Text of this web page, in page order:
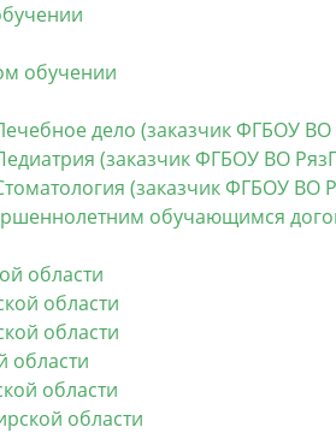
обучении
дело (заказчик ФГБОУ
(заказчик ФГБОУ ВО
(заказчик ФГБОУ ВО
обучающимся
области
области
области
области
области
области